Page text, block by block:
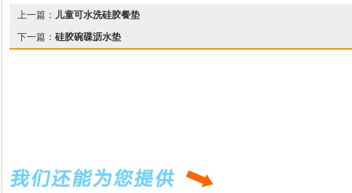
上一篇： 儿童可水洗硅胶餐垫
下一篇： 硅胶碗碟沥水垫